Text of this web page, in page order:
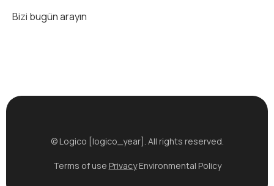
Bizi bugün arayın
© Logico [logico_year]. All rights reserved.
Terms of use PrivacyEnvironmental Policy